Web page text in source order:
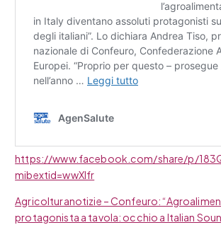
https://www.facebook.com/share/p/
mibextid=wwXIfr
Agricolturanotizie – Confeuro:
protagonista a tavola: occhio a Italian